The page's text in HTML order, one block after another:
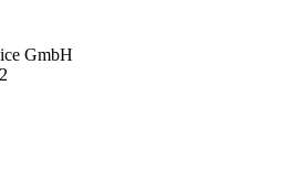
GmbH